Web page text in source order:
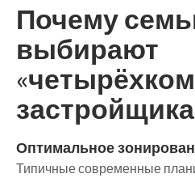
Почему
выбирают
застройщика
Оптимальное
Типичные современные